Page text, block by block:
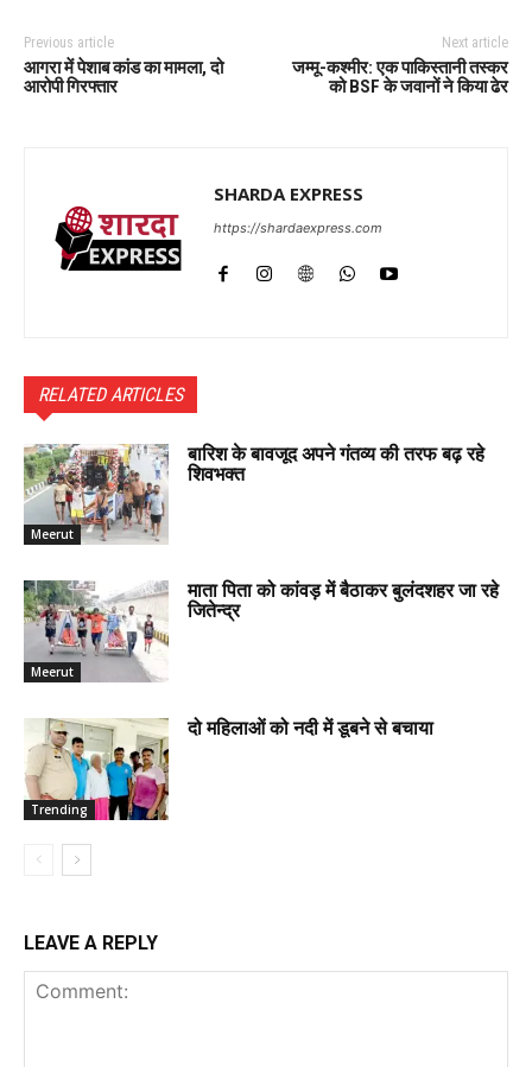
Previous article
आगरा में पेशाब कांड का मामला, दो
आरोपी गिरफ्तार
Next article
जम्मू-कश्मीर: एक पाकिस्तानी तस्कर
को BSF के जवानों ने किया ढेर
SHARDA EXPRESS
https://shardaexpress.com
RELATED ARTICLES
Meerut
बारिश के बावजूद अपने गंतव्य की तरफ बढ़ रहे
शिवभक्त
Meerut
माता पिता को कांवड़ में बैठाकर बुलंदशहर जा रहे
जितेन्द्र
Trending
दो महिलाओं को नदी में डूबने से बचाया
LEAVE A REPLY